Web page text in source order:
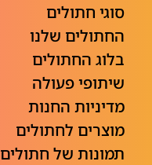
סוגי חתולים
החתולים שלנו
בלוג החתולים
שיתופי פעולה
מדיניות החנות
מוצרים לחתולים
תמונות של חתולים